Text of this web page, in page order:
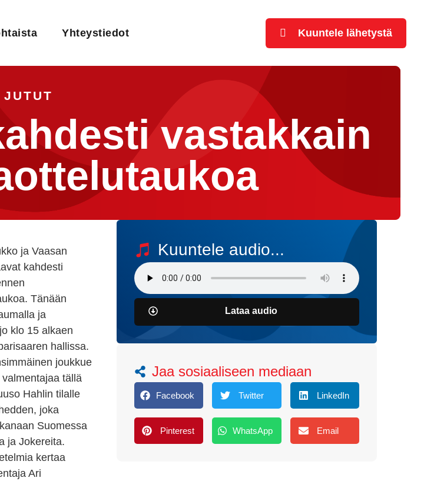
Yhteystiedot Kuuntele lähetystä
JUTUT
vastakkain
ja Vaasan
kahdesti
Tänään
ja
klo 15 alkaen
hallissa.
joukkue
tällä
Hahlin tilalle
joka
Suomessa
ja Jokereita.
kertaa
Ari
Kuuntele audio...
Lataa audio
Jaa sosiaaliseen mediaan
Facebook Twitter LinkedIn
Pinterest WhatsApp Email